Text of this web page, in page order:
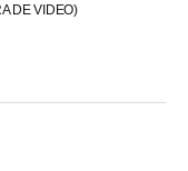
DE VIDEO)